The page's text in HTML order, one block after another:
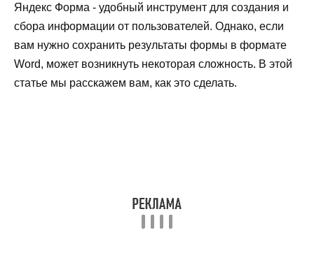
Яндекс Форма - удобный инструмент для создания и
сбора информации от пользователей. Однако, если
вам нужно сохранить результаты формы в формате
Word, может возникнуть некоторая сложность. В этой
статье мы расскажем вам, как это сделать.